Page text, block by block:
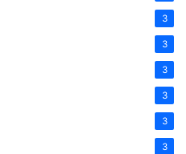
3
3
3
3
3
3